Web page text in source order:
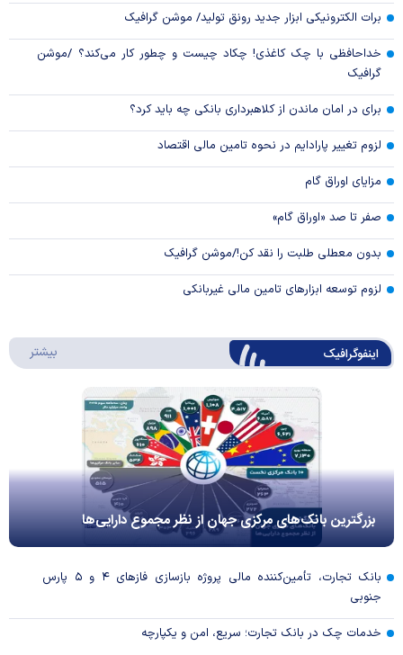
برات الکترونیکی ابزار جدید رونق تولید/ موشن گرافیک
خداحافظی با چک کاغذی! چکاد چیست و چطور کار می‌کند؟ /موشن
گرافیک
برای در امان ماندن از کلاهبرداری بانکی چه باید کرد؟
لزوم تغییر پارادایم در نحوه تامین مالی اقتصاد
مزایای اوراق گام
صفر تا صد «اوراق گام»
بدون معطلی طلبت را نقد کن!/موشن گرافیک
لزوم توسعه ابزارهای تامین مالی غیربانکی
اینفوگرافیک بیشتر
بزرگترین بانک‌های مرکزی جهان از نظر مجموع دارایی‌ها
بانک تجارت، تأمین‌کننده مالی پروژه بازسازی فاز‌های ۴ و ۵ پارس
جنوبی
خدمات چک در بانک تجارت؛ سریع، امن و یکپارچه